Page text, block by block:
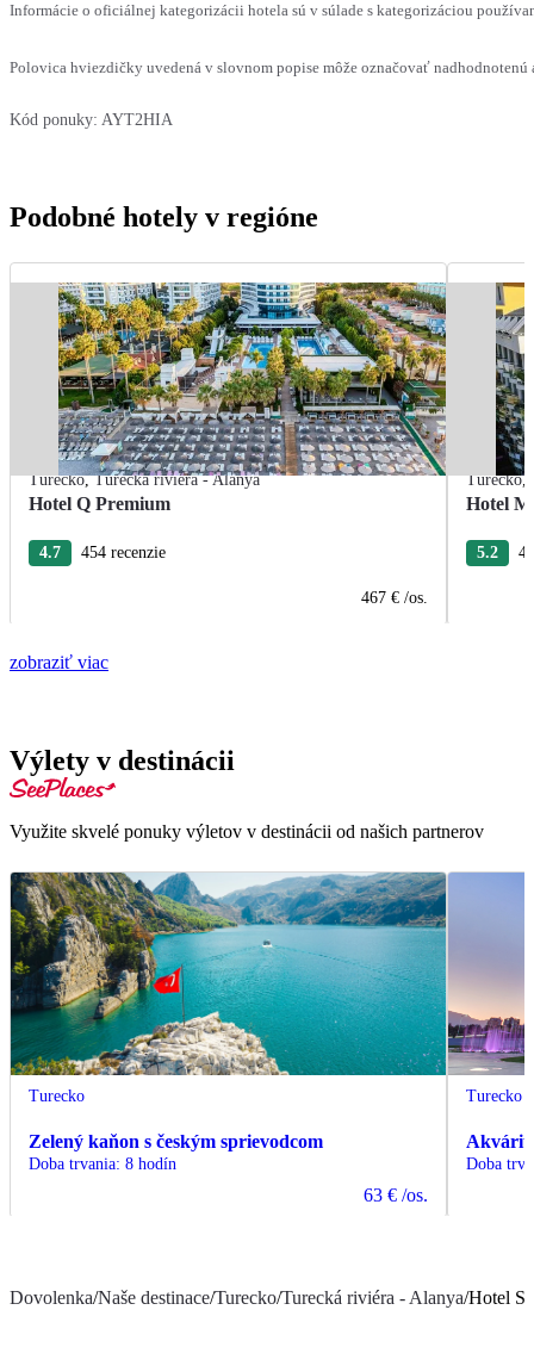
Informácie o oficiálnej kategorizácii hotela sú v súlade s kategorizáciou
Polovica hviezdičky uvedená v slovnom popise môže označovať
Kód ponuky: AYT2HIA
Podobné hotely v regióne
Turecko,Turecká riviéra - Alanya
Hotel Q Premium
4.7 454 recenzie
467 € /os.
Turecko,
Hotel
5.2
zobraziť viac
Výlety v destinácii
Využite skvelé ponuky výletov v destinácii od našich partnerov
Turecko
Zelený kaňon s českým sprievodcom
Doba trvania: 8 hodín
63 € /os.
Turecko
Doba
Dovolenka/Naše destinace/Turecko/Turecká riviéra - Alanya/Hotel